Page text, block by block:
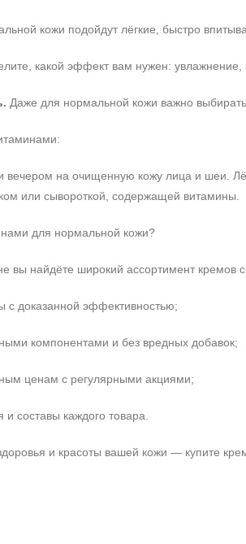
кожи подойдут лёгкие, быстро
какой эффект вам нужен: увлажнение,
Даже для нормальной кожи важно
вечером на очищенную кожу лица и шеи.
или сывороткой, содержащей витамины.
для нормальной кожи?
вы найдёте широкий ассортимент
с доказанной эффективностью;
компонентами и без вредных добавок;
ценам с регулярными акциями;
составы каждого товара.
и красоты вашей кожи — купите
+7 (495) 640-